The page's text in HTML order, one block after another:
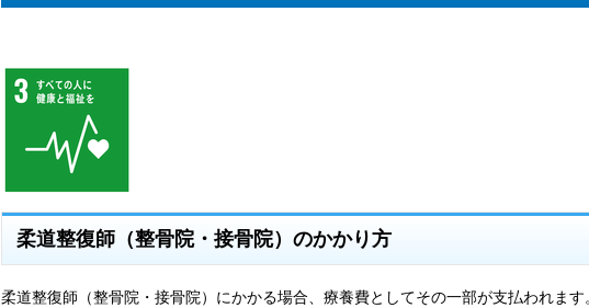
柔道整復師（整骨院・接骨院）のかかり方
柔道整復師（整骨院・接骨院）にかかる場合、療養費としてその一部が支払われま